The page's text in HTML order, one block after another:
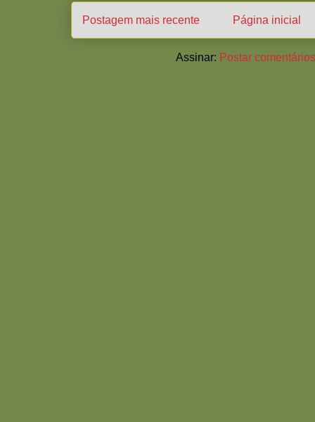
Postagem mais recente Página inicial
Assinar: Postar